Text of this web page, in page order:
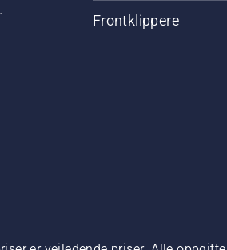
Frontklippere